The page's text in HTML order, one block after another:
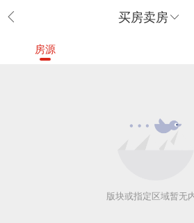
买房卖房
房源
版块或指定区域暂无